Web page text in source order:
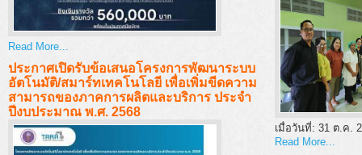
Read More...
ประกาศเปิดรับข้อเสนอโครงการพัฒนาระบบ
อัตโนมัติ/สมาร์ทเทคโนโลยี เพื่อเพิ่มขีดความ
สามารถของภาคการผลิตและบริการ ประจำ
ปีงบประมาณ พ.ศ. 2568
เมื่อวันที่: 31 ต.ค.
Read More...